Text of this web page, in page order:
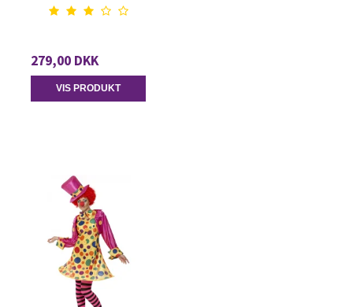
279,00 DKK
VIS PRODUKT